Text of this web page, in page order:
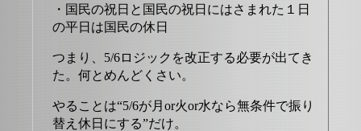
・国民の祝日と国民の祝日にはさまれた１日
の平日は国民の休日
つまり、5/6ロジックを改正する必要が出てき
た。何とめんどくさい。
やることは“5/6が月or火or水なら無条件で振り
替え休日にする”だけ。